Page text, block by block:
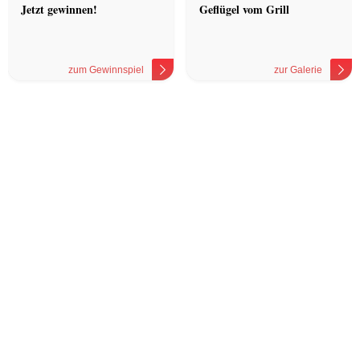
Jetzt gewinnen!
zum Gewinnspiel
Geflügel vom Grill
zur Galerie